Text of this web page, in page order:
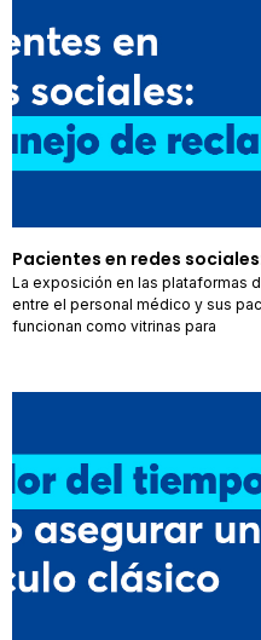
Pacientes en redes
La exposición en las plataformas
entre el personal médico y sus
funcionan como vitrinas para